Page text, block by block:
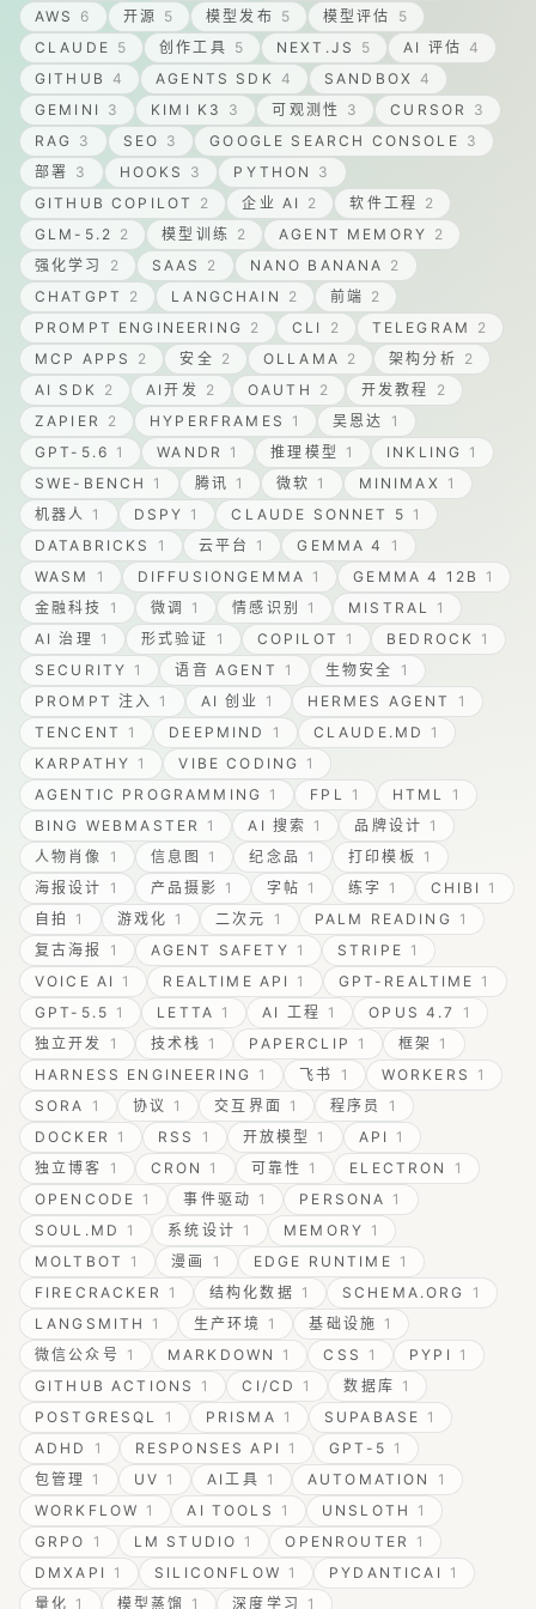
AWS 6 开源 5 模型发布 5 模型评估
5
CLAUDE 5 创作工具 5 NEXT.JS 5 AI 评估 4
GITHUB 4 AGENTS SDK 4 SANDBOX
4
GEMINI
3 KIMI K3 3 可观测性 3 CURSOR
3
RAG
3 SEO 3 GOOGLE SEARCH CONSOLE 3
部署 3 HOOKS 3 PYTHON
3
GITHUB COPILOT
2 企业 AI 2 软件工程 2
GLM-5.2 2 模型训练 2 AGENT MEMORY 2
强化学习
2 SAAS 2 NANO BANANA 2
CHATGPT
2 LANGCHAIN 2 前端 2
PROMPT ENGINEERING
2 CLI 2 TELEGRAM
2
MCP APPS
2 安全 2 OLLAMA 2 架构分析 2
AI SDK 2 AI开发 2 OAUTH 2 开发教程
2
ZAPIER
2 HYPERFRAMES 1 吴恩达
1
GPT-5.6 1 WANDR 1 推理模型 1 INKLING 1
SWE-BENCH
1 腾讯 1 微软 1 MINIMAX
1
机器人 1 DSPY 1 CLAUDE SONNET 5 1
DATABRICKS
1 云平台 1 GEMMA 4
1
WASM
1 DIFFUSIONGEMMA 1 GEMMA 4 12B
1
金融科技
1 微调 1 情感识别 1 MISTRAL 1
AI 治理 1 形式验证 1 COPILOT 1 BEDROCK 1
SECURITY 1 语音 AGENT 1 生物安全
1
PROMPT 注入 1 AI 创业 1 HERMES AGENT
1
TENCENT
1 DEEPMIND 1 CLAUDE.MD
1
KARPATHY 1 VIBE CODING 1
AGENTIC PROGRAMMING 1 FPL 1 HTML
1
BING WEBMASTER
1 AI 搜索 1 品牌设计 1
人物肖像
1 信息图 1 纪念品 1 打印模板
1
海报设计
1 产品摄影 1 字帖 1 练字 1 CHIBI
1
自拍
1 游戏化 1 二次元 1 PALM READING 1
复古海报
1 AGENT SAFETY 1 STRIPE 1
VOICE AI
1 REALTIME API 1 GPT-REALTIME 1
GPT-5.5 1 LETTA 1 AI 工程 1 OPUS 4.7
1
独立开发
1 技术栈 1 PAPERCLIP 1 框架
1
HARNESS ENGINEERING 1 飞书 1 WORKERS
1
SORA
1 协议 1 交互界面 1 程序员
1
DOCKER
1 RSS 1 开放模型 1 API
1
独立博客
1 CRON 1 可靠性 1 ELECTRON
1
OPENCODE 1 事件驱动 1 PERSONA 1
SOUL.MD
1 系统设计 1 MEMORY 1
MOLTBOT
1 漫画 1 EDGE RUNTIME 1
FIRECRACKER
1 结构化数据 1 SCHEMA.ORG
1
LANGSMITH
1 生产环境 1 基础设施 1
微信公众号 1 MARKDOWN 1 CSS 1 PYPI
1
GITHUB ACTIONS
1 CI/CD 1 数据库 1
POSTGRESQL
1 PRISMA 1 SUPABASE 1
ADHD
1 RESPONSES API 1 GPT-5 1
包管理 1 UV 1 AI工具 1 AUTOMATION
1
WORKFLOW 1 AI TOOLS 1 UNSLOTH
1
GRPO
1 LM STUDIO 1 OPENROUTER
1
DMXAPI
1 SILICONFLOW 1 PYDANTICAI
1
量化 1 模型蒸馏 1 深度学习 1